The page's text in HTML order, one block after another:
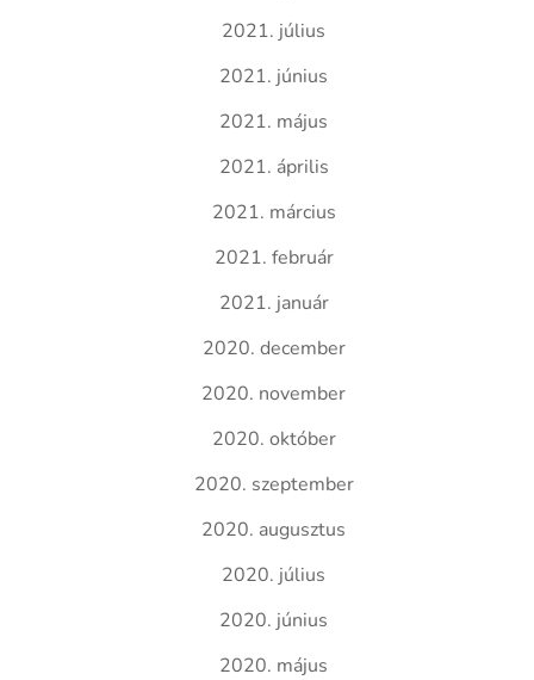
2021. július
2021. június
2021. május
2021. április
2021. március
2021. február
2021. január
2020. december
2020. november
2020. október
2020. szeptember
2020. augusztus
2020. július
2020. június
2020. május